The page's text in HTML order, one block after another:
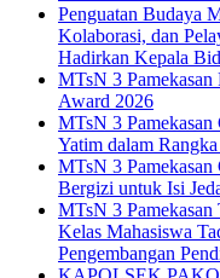
Penguatan Budaya
Kolaborasi, dan
Hadirkan Kepala
MTsN 3
Award 2026
MTsN 3 Pamekasan
Yatim dalam
MTsN 3 Pamekasan
Bergizi untuk Isi
MTsN 3
Kelas Mahasiswa
Pengembangan